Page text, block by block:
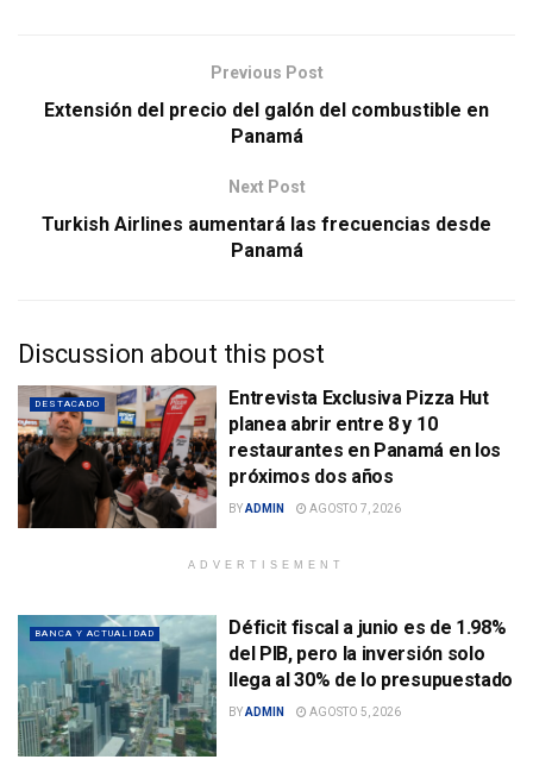
Previous Post
Extensión del precio del galón del combustible en
Panamá
Next Post
Turkish Airlines aumentará las frecuencias desde
Panamá
Discussion about this post
DESTACADO
Entrevista Exclusiva Pizza Hut
planea abrir entre 8 y 10
restaurantes en Panamá en los
próximos dos años
BYADMIN AGOSTO 7, 2026
ADVERTISEMENT
BANCA Y ACTUALIDAD
Déficit fiscal a junio es de 1.98%
del PIB, pero la inversión solo
llega al 30% de lo presupuestado
BYADMIN AGOSTO 5, 2026